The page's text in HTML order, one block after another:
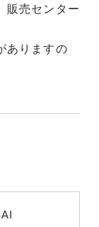
販売センター
ありますの